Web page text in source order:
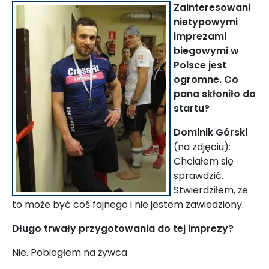
Zainteresowani
nietypowymi
imprezami
biegowymi w
Polsce jest
ogromne. Co
pana skłoniło do
startu?
Dominik Górski
(na zdjęciu):
Chciałem się
sprawdzić.
Stwierdziłem, że
to może być coś fajnego i nie jestem zawiedziony.
Długo trwały przygotowania do tej imprezy?
Nie. Pobiegłem na żywca.